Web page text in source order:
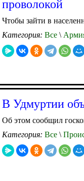
проволокой
Чтобы зайти в
Категория: Все \
В Удмуртии
Об этом сообщил
Категория: Все \